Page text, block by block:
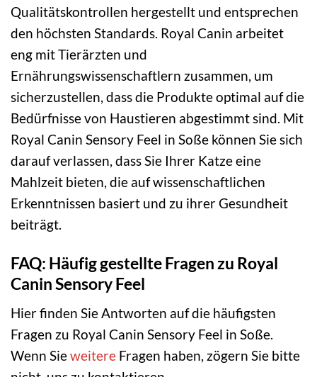
Qualitätskontrollen hergestellt und entsprechen
den höchsten Standards. Royal Canin arbeitet
eng mit Tierärzten und
Ernährungswissenschaftlern zusammen, um
sicherzustellen, dass die Produkte optimal auf die
Bedürfnisse von Haustieren abgestimmt sind. Mit
Royal Canin Sensory Feel in Soße können Sie sich
darauf verlassen, dass Sie Ihrer Katze eine
Mahlzeit bieten, die auf wissenschaftlichen
Erkenntnissen basiert und zu ihrer Gesundheit
beiträgt.
FAQ: Häufig gestellte Fragen zu Royal
Canin Sensory Feel
Hier finden Sie Antworten auf die häufigsten
Fragen zu Royal Canin Sensory Feel in Soße.
Wenn Sieweitere Fragen haben, zögern Sie bitte